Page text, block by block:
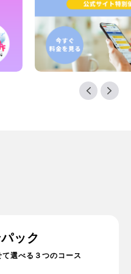
ック
選べる３つのコース